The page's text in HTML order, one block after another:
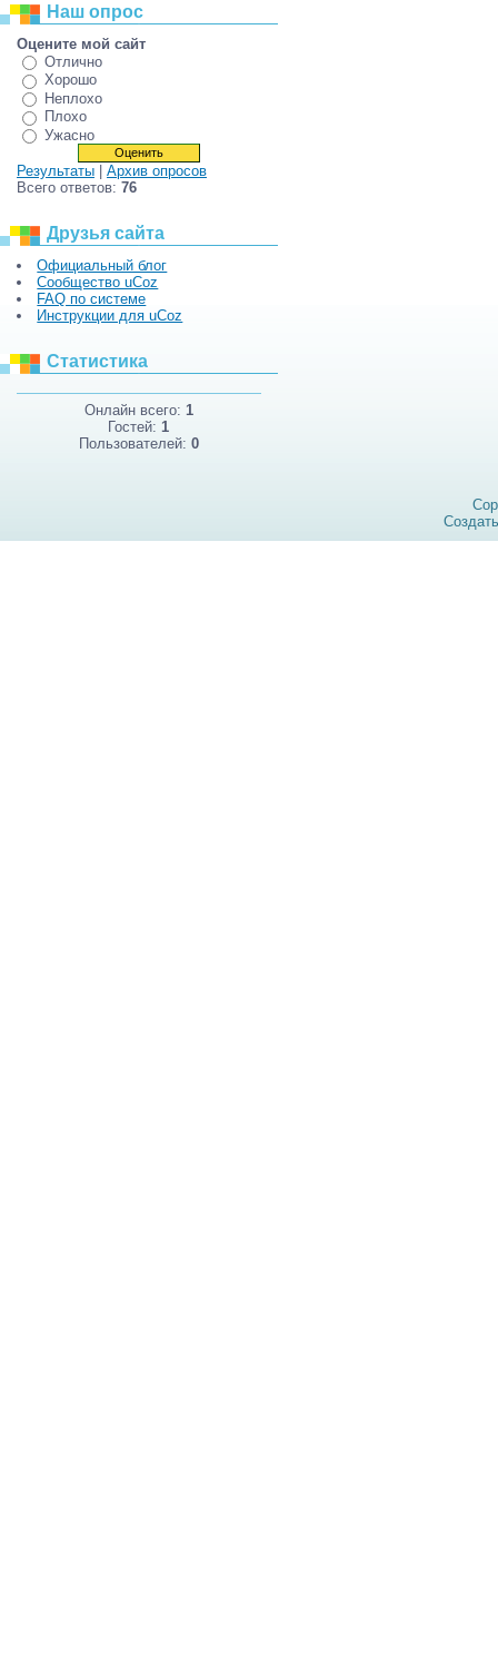
Наш опрос
Оцените мой сайт
Отлично
Хорошо
Неплохо
Плохо
Ужасно
Результаты
Архив опросов
Всего ответов: 76
Друзья сайта
Официальный блог
Сообщество uCoz
FAQ по системе
Инструкции для uCoz
Статистика
Онлайн всего: 1
Гостей: 1
Пользователей: 0